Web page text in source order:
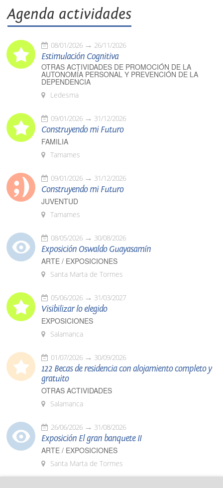
Agenda actividades
08/01/2026 26/11/2026
Estimulación Cognitiva
OTRAS ACTIVIDADES DE PROMOCIÓN DE LA
AUTONOMÍA PERSONAL Y PREVENCIÓN DE LA
DEPENDENCIA
Ledesma
09/01/2026 31/12/2026
Construyendo mi Futuro
FAMILIA
Tamames
09/01/2026 31/12/2026
Construyendo mi Futuro
JUVENTUD
Tamames
08/05/2026 30/08/2026
Exposición Oswaldo Guayasamín
ARTE / EXPOSICIONES
Santa Marta de Tormes
05/06/2026 31/03/2027
Visibilizar lo elegido
EXPOSICIONES
Salamanca
01/07/2026 30/09/2026
122 Becas de residencia con alojamiento completo y
gratuito
OTRAS ACTIVIDADES
Salamanca
26/06/2026 31/08/2026
Exposición El gran banquete II
ARTE / EXPOSICIONES
Santa Marta de Tormes